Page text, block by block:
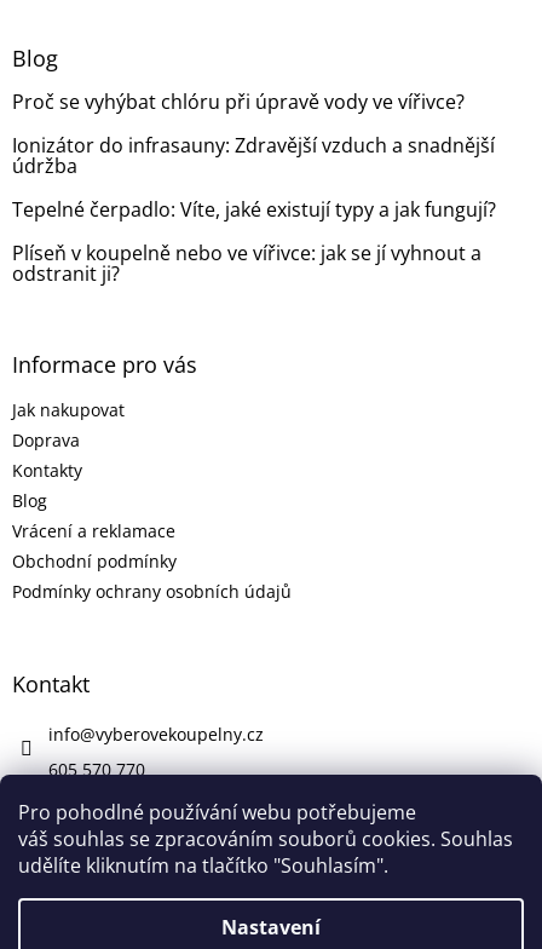
Pro pohodlné používání webu potřebujeme
váš souhlas se zpracováním souborů cookies. Souhlas
udělíte kliknutím na tlačítko "Souhlasím".
Nastavení
Blog
Proč se vyhýbat chlóru při úpravě vody ve vířivce?
Ionizátor do infrasauny: Zdravější vzduch a snadnější
údržba
Tepelné čerpadlo: Víte, jaké existují typy a jak fungují?
Plíseň v koupelně nebo ve vířivce: jak se jí vyhnout a
odstranit ji?
Informace pro vás
Jak nakupovat
Doprava
Kontakty
Blog
Vrácení a reklamace
Obchodní podmínky
Podmínky ochrany osobních údajů
Kontakt
info@vyberovekoupelny.cz
605 570 770
https://www.facebook.com/vyberovekoupelny/